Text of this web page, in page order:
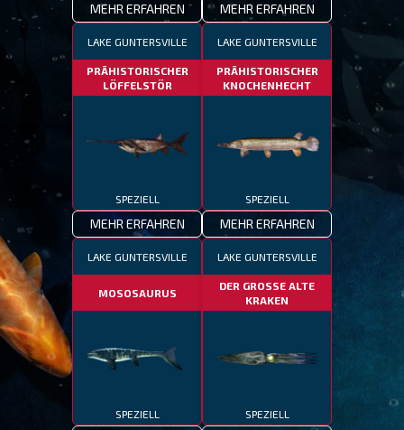
MEHR ERFAHREN MEHR ERFAHREN
LAKE GUNTERSVILLE
PRÄHISTORISCHER
LÖFFELSTÖR
SPEZIELL
MEHR ERFAHREN
LAKE GUNTERSVILLE
PRÄHISTORISCHER
KNOCHENHECHT
SPEZIELL
MEHR ERFAHREN
LAKE GUNTERSVILLE
MOSOSAURUS
SPEZIELL
LAKE GUNTERSVILLE
DER GROSSE ALTE
KRAKEN
SPEZIELL